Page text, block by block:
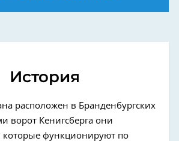
История
расположен в Бранденбургских
ворот Кенигсберга они
которые функционируют по